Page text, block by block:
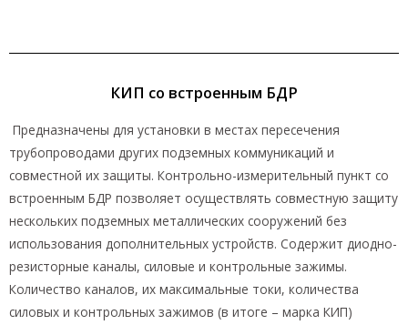
КИП со встроенным БДР
Предназначены для установки в местах пересечения
трубопроводами других подземных коммуникаций и
совместной их защиты. Контрольно-измерительный пункт со
встроенным БДР позволяет осуществлять совместную защиту
нескольких подземных металлических сооружений без
использования дополнительных устройств. Содержит диодно-
резисторные каналы, силовые и контрольные зажимы.
Количество каналов, их максимальные токи, количества
силовых и контрольных зажимов (в итоге – марка КИП)